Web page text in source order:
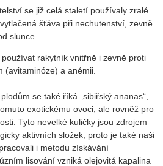
se již celá staletí používaly zralé
šťáva při nechutenství, zevně
slunce.
rakytník vnitřně i zevně proti
(avitaminóze) a anémii.
se také říká „sibiřský ananas“,
exotickému ovoci, ale rovněž pro
Tyto nevelké kuličky jsou zdrojem
aktivních složek, proto je také naši
i metodu získávání
lisování vzniká olejovitá kapalina